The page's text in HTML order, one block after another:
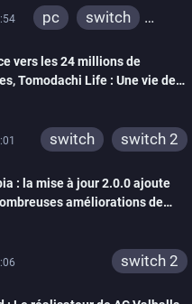
pc
switch
xbox one
wiiu
3ds
ps3
switch 2
vers les 24 millions de
Tomodachi Life : Une vie de
switch switch 2
: la mise à jour 2.0.0 ajoute
améliorations de
switch 2